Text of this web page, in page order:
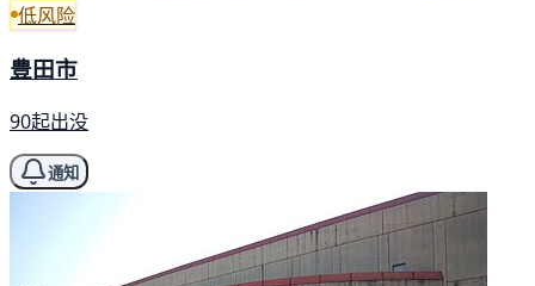
低风险
豊田市
90起出没
通知